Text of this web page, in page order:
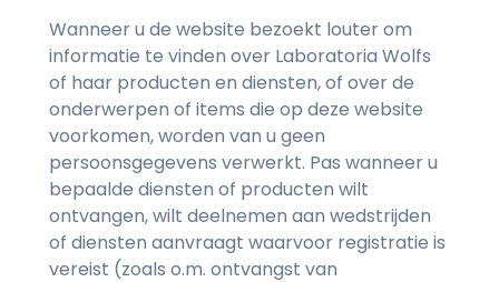
Wanneer u de website bezoekt louter om
informatie te vinden over Laboratoria Wolfs
of haar producten en diensten, of over de
onderwerpen of items die op deze website
voorkomen, worden van u geen
persoonsgegevens verwerkt. Pas wanneer u
bepaalde diensten of producten wilt
ontvangen, wilt deelnemen aan wedstrijden
of diensten aanvraagt waarvoor registratie is
vereist (zoals o.m. ontvangst van